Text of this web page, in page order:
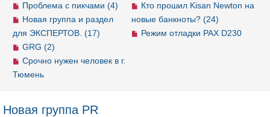
Кто прошил Kisan Newton на
новые банкноты? (24)
Режим отладки PAX D230
Проблема с пикчами (4)
Новая группа и раздел
для ЭКСПЕРТОВ. (17)
GRG (2)
Срочно нужен человек в г.
Тюмень
Новая группа PR